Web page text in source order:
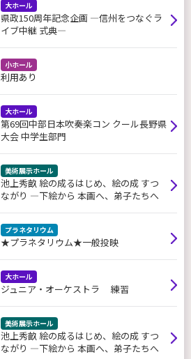
大ホール
県政150周年記念企画 ―信州をつなぐラ
イブ中継 式典―
小ホール
利用あり
大ホール
第69回中部日本吹奏楽コン クール長野県
大会 中学生部門
美術展示ホール
池上秀畝 絵の成るはじめ、絵の成 すつ
ながり ―下絵から 本画へ、弟子たちへ
プラネタリウム
★プラネタリウム★一般投映
大ホール
ジュニア・オーケストラ 練習
美術展示ホール
池上秀畝 絵の成るはじめ、絵の成 すつ
ながり ―下絵から 本画へ、弟子たちへ